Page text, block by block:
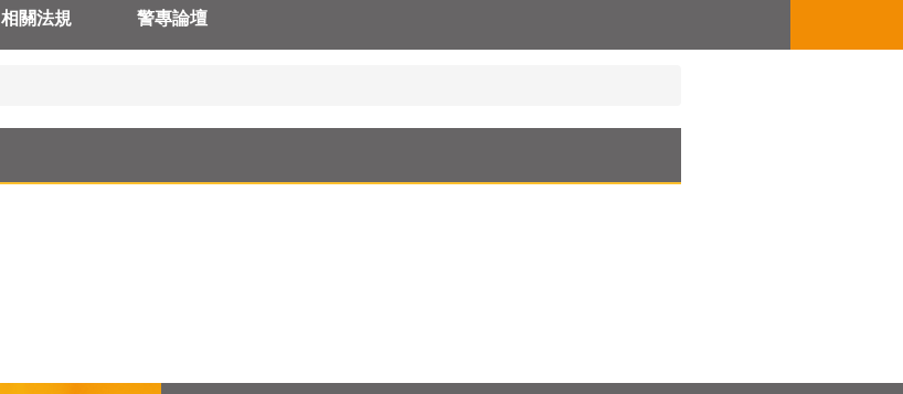
相關法規 警專論壇